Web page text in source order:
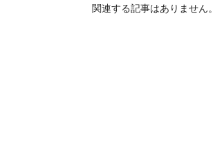
関連する記事はありません。